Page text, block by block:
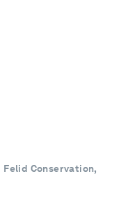
Felid Conservation,